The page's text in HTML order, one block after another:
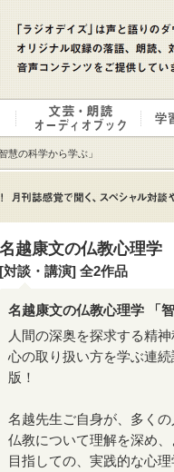
慧の科学から学ぶ」
名越康文の仏教心理学
[対談・講演] 全2作品
名越康文の仏教心理学 「
人間の深奥を探求する精
心の取り扱い方を学ぶ連
版！
名越先生ご自身が、多く
仏教について理解を深め
目指しての、実践的な心